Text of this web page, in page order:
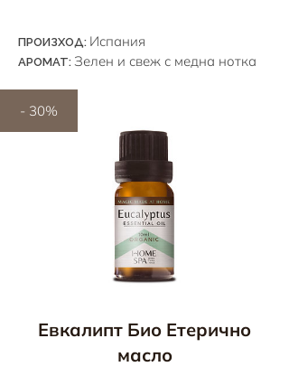
ПРОИЗХОД: Испания
АРОМАТ: Зелен и свеж с медна нотка
- 30%
Евкалипт Био Етерично
масло